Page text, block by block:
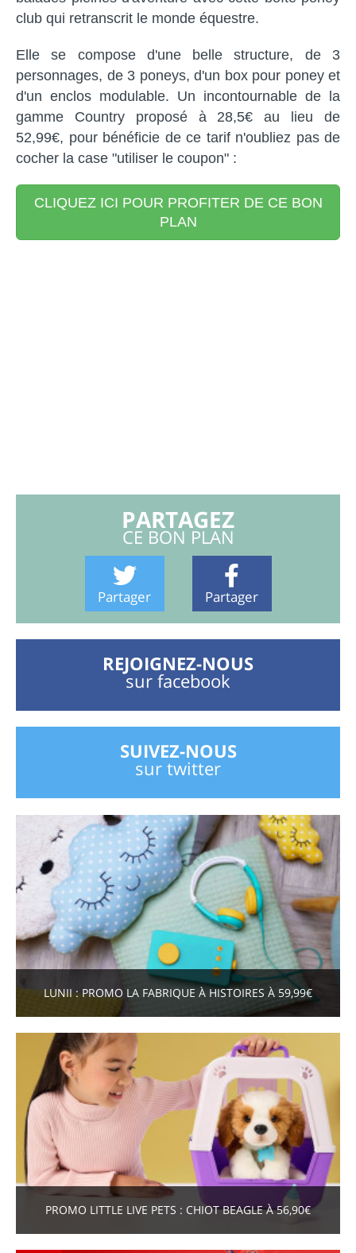
club qui retranscrit le monde équestre.
Elle se compose d'une belle structure, de 3
personnages, de 3 poneys, d'un box pour poney et
d'un enclos modulable. Un incontournable de la
gamme Country proposé à 28,5€ au lieu de
52,99€, pour bénéficie de ce tarif n'oubliez pas de
cocher la case "utiliser le coupon" :
CLIQUEZ ICI POUR PROFITER DE CE BON
PLAN
PARTAGEZ
CE BON PLAN
Partager Partager
REJOIGNEZ-NOUS
sur facebook
SUIVEZ-NOUS
sur twitter
LUNII : PROMO LA FABRIQUE À HISTOIRES À 59,99€
PROMO LITTLE LIVE PETS : CHIOT BEAGLE À 56,90€